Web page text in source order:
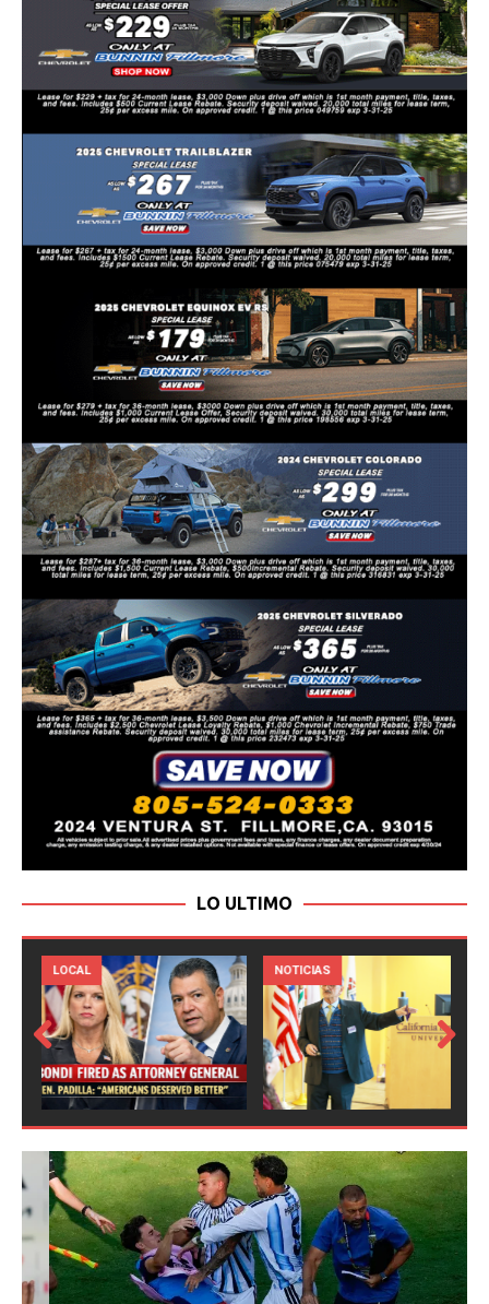
LO ULTIMO
LOCAL NOTICIAS
Prev
ious